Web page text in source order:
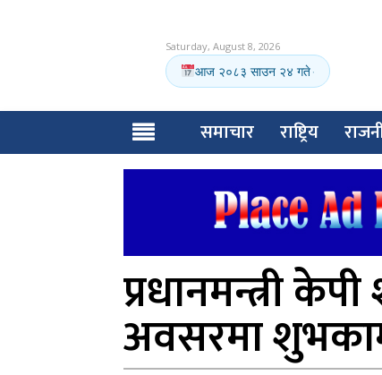
Saturday, August 8, 2026
आज २०८३ साउन २४ गते ·
समाचार राष्ट्रिय
प्रधानमन्त्री
अवसरमा